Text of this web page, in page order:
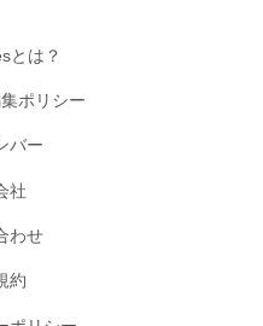
とは？
ポリシー
バー
社
わせ
約